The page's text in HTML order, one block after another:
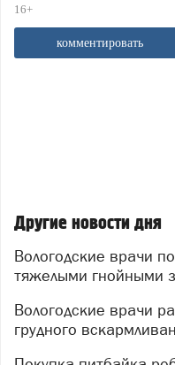
16+
комментировать
Другие новости дня
Вологодские врачи помогли 85 пациентам с
тяжелыми гнойными
Вологодские врачи рассказали о главной пользе
грудного